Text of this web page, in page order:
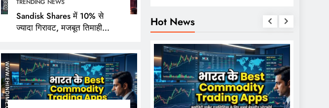
Sandisk Shares में 10% से
ज्यादा गिरावट, मजबूत तिमाही
निराश?
Hot News